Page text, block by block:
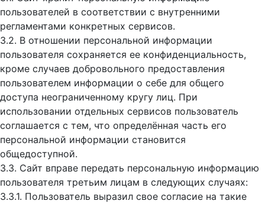
пользователей в соответствии с внутренними
регламентами конкретных сервисов.
3.2. В отношении персональной информации
пользователя сохраняется ее конфиденциальность,
кроме случаев добровольного предоставления
пользователем информации о себе для общего
доступа неограниченному кругу лиц. При
использовании отдельных сервисов пользователь
соглашается с тем, что определённая часть его
персональной информации становится
общедоступной.
3.3. Сайт вправе передать персональную информацию
пользователя третьим лицам в следующих случаях:
3.3.1. Пользователь выразил свое согласие на такие